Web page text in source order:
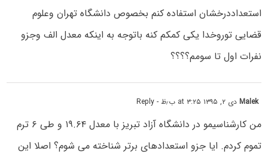
استعداددرخشان استفاده کنم بخصوص دانشگاه تهران وعلوم
قضایی توروخدا یکی کمکم کنه باتوجه به اینکه معدل الف وجزو
نفرات اول تا سومم؟؟؟؟
Malekدی ۲, ۱۳۹۵ at ۳:۲۵ ب٫ظ - Reply
من کارشناسیمو در دانشگاه آزاد تبریز با معدل ۱۹.۶۴ و طی ۶ ترم
تموم کردم. ایا جزو استعدادهای برتر شناخته می شوم؟ اصلا این